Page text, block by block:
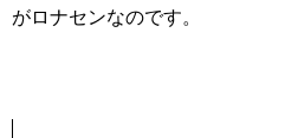
がロナセンなのです。